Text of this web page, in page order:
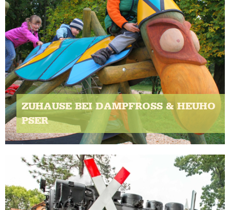
ZUHAUSE BEI DAMPFROSS & HEUHO
PSER
Klassenfahrt